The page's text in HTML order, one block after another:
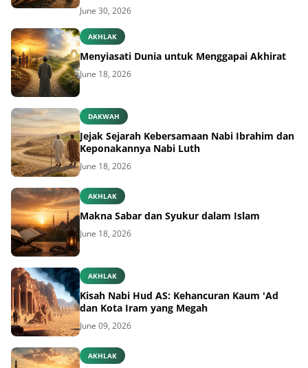
June 30, 2026
AKHLAK
Menyiasati Dunia untuk Menggapai Akhirat
June 18, 2026
DAKWAH
Jejak Sejarah Kebersamaan Nabi Ibrahim dan
Keponakannya Nabi Luth
June 18, 2026
AKHLAK
Makna Sabar dan Syukur dalam Islam
June 18, 2026
AKHLAK
Kisah Nabi Hud AS: Kehancuran Kaum 'Ad
dan Kota Iram yang Megah
June 09, 2026
AKHLAK